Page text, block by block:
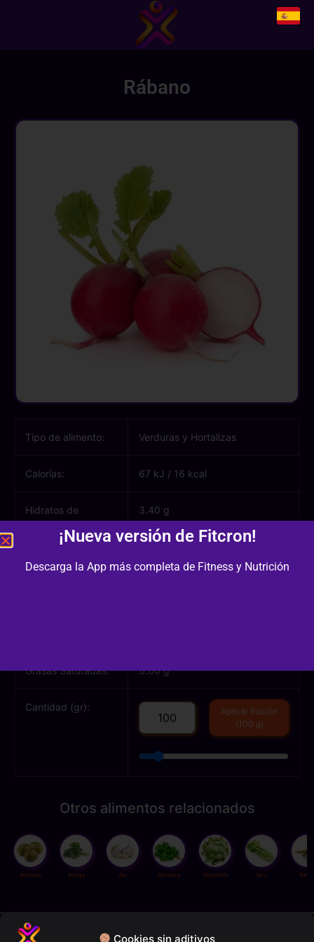
Cookies sin aditivos
Rábano
Tipo de alimento: Verduras y Hortalizas
Calorías: 67 kJ / 16 kcal
Hidratos de
carbono:
3.40 g
Azúcares: 1.90 g
Grasas Saturadas: 0.00 g
Cantidad (gr):
Aplicar Ración
(100 g)
Otros alimentos relacionados
Aceituna Acelga Ajo Albahaca Alcachofa Apio
¡Nueva versión de Fitcron!
Descarga la App más completa de Fitness y Nutrición